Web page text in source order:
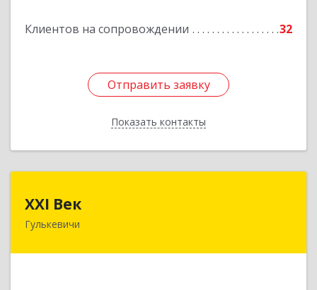
Клиентов на сопровождении 32
Отправить заявку
Показать контакты
Подробнее
Отправить заявку
Назад
XXI Век
Гулькевичи